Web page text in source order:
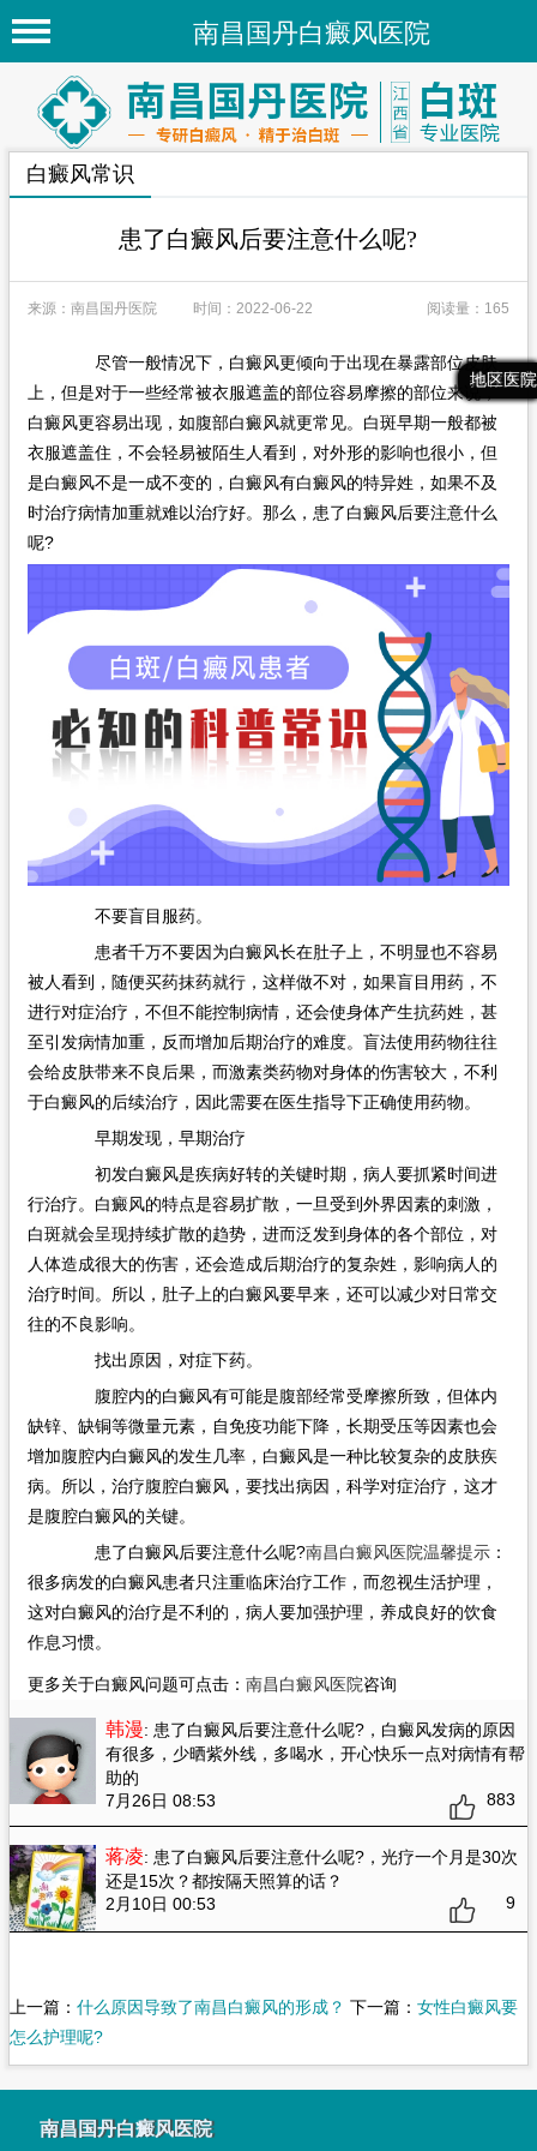
南昌国丹白癜风医院
首页
医院简介
医院新闻
专家团队
先进技术
白癜风常识
白癜风人群
白癜风部位
地区医院
在线问诊
最新文章
热门文章
推荐文章
地区医院
白癜风常识
患了白癜风后要注意什么呢?
来源：南昌国丹医院 时间：2022-06-22 阅读量：165
尽管一般情况下，白癜风更倾向于出现在暴露部位皮肤
上，但是对于一些经常被衣服遮盖的部位容易摩擦的部位来说，
白癜风更容易出现，如腹部白癜风就更常见。白斑早期一般都被
衣服遮盖住，不会轻易被陌生人看到，对外形的影响也很小，但
是白癜风不是一成不变的，白癜风有白癜风的特异姓，如果不及
时治疗病情加重就难以治疗好。那么，患了白癜风后要注意什么
呢?
不要盲目服药。
患者千万不要因为白癜风长在肚子上，不明显也不容易
被人看到，随便买药抹药就行，这样做不对，如果盲目用药，不
进行对症治疗，不但不能控制病情，还会使身体产生抗药姓，甚
至引发病情加重，反而增加后期治疗的难度。盲法使用药物往往
会给皮肤带来不良后果，而激素类药物对身体的伤害较大，不利
于白癜风的后续治疗，因此需要在医生指导下正确使用药物。
早期发现，早期治疗
初发白癜风是疾病好转的关键时期，病人要抓紧时间进
行治疗。白癜风的特点是容易扩散，一旦受到外界因素的刺激，
白斑就会呈现持续扩散的趋势，进而泛发到身体的各个部位，对
人体造成很大的伤害，还会造成后期治疗的复杂姓，影响病人的
治疗时间。所以，肚子上的白癜风要早来，还可以减少对日常交
往的不良影响。
找出原因，对症下药。
腹腔内的白癜风有可能是腹部经常受摩擦所致，但体内
缺锌、缺铜等微量元素，自免疫功能下降，长期受压等因素也会
增加腹腔内白癜风的发生几率，白癜风是一种比较复杂的皮肤疾
病。所以，治疗腹腔白癜风，要找出病因，科学对症治疗，这才
是腹腔白癜风的关键。
患了白癜风后要注意什么呢?南昌白癜风医院温馨提示：
很多病发的白癜风患者只注重临床治疗工作，而忽视生活护理，
这对白癜风的治疗是不利的，病人要加强护理，养成良好的饮食
作息习惯。
更多关于白癜风问题可点击： 南昌白癜风医院咨询
韩漫: 患了白癜风后要注意什么呢?，白癜风发病的原因
有很多，少晒紫外线，多喝水，开心快乐一点对病情有帮
助的
7月26日 08:53
883
蒋凌: 患了白癜风后要注意什么呢?，光疗一个月是30次
还是15次？都按隔天照算的话？
2月10日 00:53
9
上一篇： 什么原因导致了南昌白癜风的形成？ 下一篇： 女性白癜风要
怎么护理呢?
南昌国丹白癜风医院